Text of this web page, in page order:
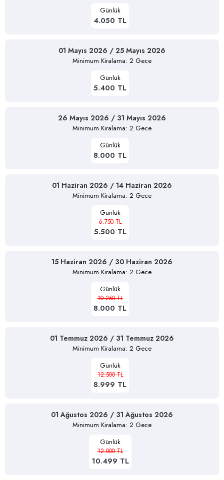
Günlük
4.050 TL
01 Mayıs 2026 / 25 Mayıs 2026
Minimum Kiralama: 2 Gece
Günlük
5.400 TL
26 Mayıs 2026 / 31 Mayıs 2026
Minimum Kiralama: 2 Gece
Günlük
8.000 TL
01 Haziran 2026 / 14 Haziran 2026
Minimum Kiralama: 2 Gece
Günlük
6.750 TL
5.500 TL
15 Haziran 2026 / 30 Haziran 2026
Minimum Kiralama: 2 Gece
Günlük
10.250 TL
8.000 TL
01 Temmuz 2026 / 31 Temmuz 2026
Minimum Kiralama: 2 Gece
Günlük
12.500 TL
8.999 TL
01 Ağustos 2026 / 31 Ağustos 2026
Minimum Kiralama: 2 Gece
Günlük
12.000 TL
10.499 TL